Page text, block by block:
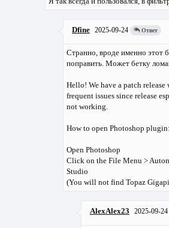
Dfine 2025-09-24 Ответ
Странно, вроде именно этот
поправить. Может бетку
Hello! We have a patch
frequent issues since release
not working.
How to open Photoshop plugin:
Open Photoshop
Click on the File Menu >
Studio
(You will not find Topaz
AlexAlex23 2025-09-24